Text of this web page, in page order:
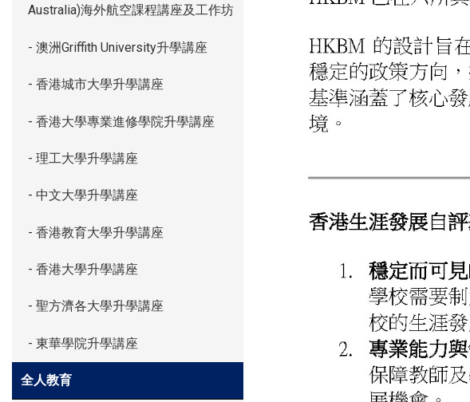
Australia)海外航空課程講座及工作坊
- 澳洲Griffith University升學講座
- 香港城市大學升學講座
- 香港大學專業進修學院升學講座
- 理工大學升學講座
- 中文大學升學講座
- 香港教育大學升學講座
- 香港大學升學講座
- 聖方濟各大學升學講座
- 東華學院升學講座
全人教育